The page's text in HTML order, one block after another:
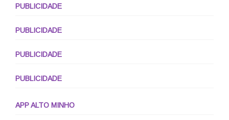
PUBLICIDADE
PUBLICIDADE
PUBLICIDADE
PUBLICIDADE
APP ALTO MINHO